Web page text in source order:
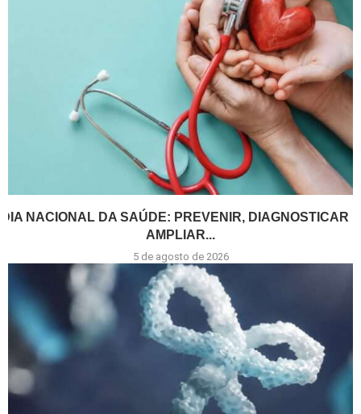
DIA NACIONAL DA SAÚDE: PREVENIR, DIAGNOSTICAR E
AMPLIAR...
5 de agosto de 2026